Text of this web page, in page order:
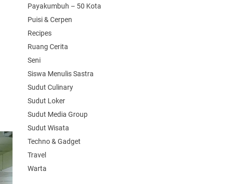
Payakumbuh – 50 Kota
Puisi & Cerpen
Recipes
Ruang Cerita
Seni
Siswa Menulis Sastra
Sudut Culinary
Sudut Loker
Sudut Media Group
Sudut Wisata
Techno & Gadget
Travel
Warta